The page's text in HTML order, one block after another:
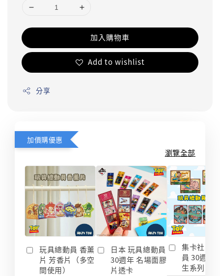
加入購物車
Add to wishlist
分享
加價購優惠
瀏覽全部
玩具總動員 香薰
片 芳香片（多空
間使用）
日本 玩具總動員
30週年 名場面膠
片透卡
集卡社 玩
員 30週年
生系列 收